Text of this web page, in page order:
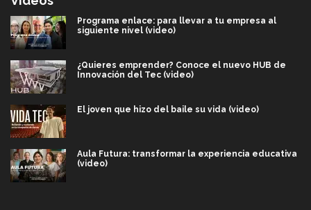
Programa enlace: para llevar a tu empresa al
siguiente nivel (video)
¿Quieres emprender? Conoce el nuevo HUB de
Innovación del Tec (video)
El joven que hizo del baile su vida (video)
Aula Futura: transformar la experiencia educativa
(video)